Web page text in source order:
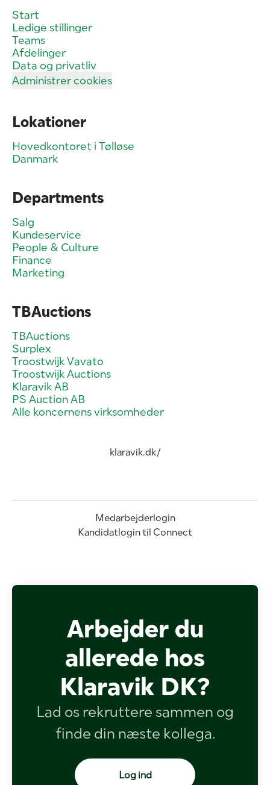
Start
Ledige stillinger
Teams
Afdelinger
Data og privatliv
Administrer cookies
Lokationer
Hovedkontoret i Tølløse
Danmark
Departments
Salg
Kundeservice
People & Culture
Finance
Marketing
TBAuctions
TBAuctions
Surplex
Troostwijk Vavato
Troostwijk Auctions
Klaravik AB
PS Auction AB
Alle koncernens virksomheder
klaravik.dk/
Medarbejderlogin
Kandidatlogin til Connect
Arbejder du
allerede hos
Klaravik DK?
Lad os rekruttere sammen og
finde din næste kollega.
Log ind